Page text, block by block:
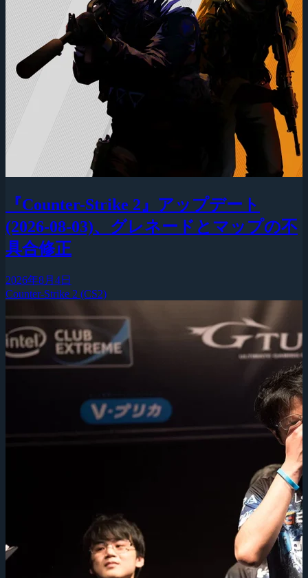
『Counter-Strike 2』アップデート
(2026-08-03)、グレネードとマップの不
具合修正
2026年8月4日
Counter-Strike 2 (CS2)